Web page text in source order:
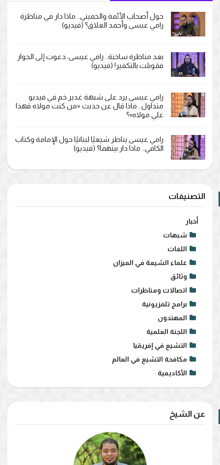
حول أصحاب الأئمة والخميني.. ماذا دار في مناظرة
رامي عيسى وأحمد العلاق؟ (فيديو)
بعد مناظرة ساخنة.. رامي عيسى: دعوت إلى الحوار
فقوبلت بالتكفير! (فيديو)
رامي عيسى يرد على شبهة غدير خم في فيديو
متداول.. ماذا قال عن حديث «من كنت مولاه فهذا
علي مولاه»؟
رامي عيسى يناظر شيعيًا لبنانيًا حول الإمامة وكتاب
الكافي.. ماذا دار بينهما؟ (فيديو)
التصنيفات
أخبار
شبهات
اللغات
علماء الشيعة في الميزان
وثائق
اتصالات ومناظرات
برامج تلفزيونية
المهتدون
اللجنة العلمية
التشيع في إفريقيا
مكافحة التشيع في العالم
الأكاديمية
عن الشيخ